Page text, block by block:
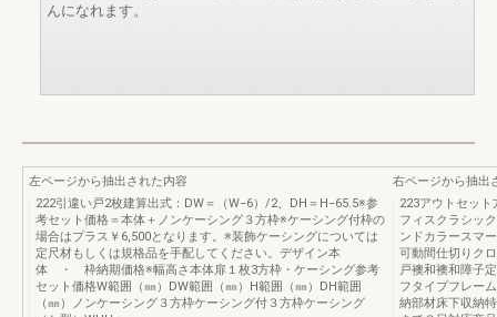
んになれます。
左ページから抽出された内容
222引違い戸2枚建算出式：DW＝（W−6）/2、DH＝H−65.5※参
考セット価格＝本体＋ノンケーシング３方枠※ケーシング付枠の
場合はプラス￥6,500となります。※装飾ケーシングについては
定尺材もしくは規格品を手配してください。デザイン本
体 ・ 枠納期価格※幅高さ本体扉１枚3方枠・ケーシング参考
セット価格W範囲（㎜）DW範囲（㎜）H範囲（㎜）DH範囲
（㎜）ノンケーシング３方枠ケーシング付３方枠ケーシング
右ページから抽出
223アウトセッ
フィスクラシッ
ンドカラースマ
可動間仕切りク
戸襖和襖和障子
フタイプフレー
納部材床下収納